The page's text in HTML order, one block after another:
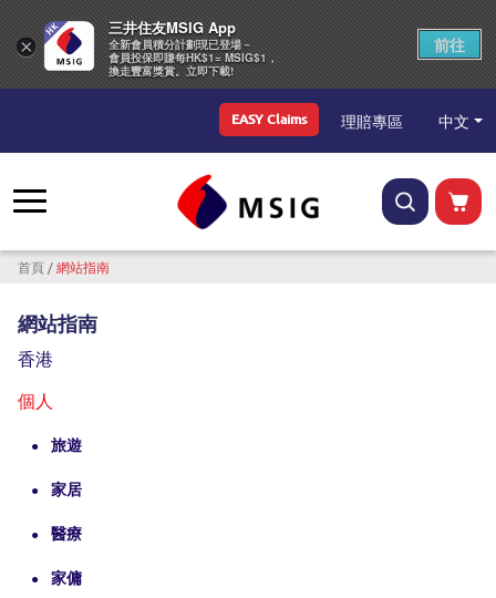
Top Menu
EASY Claims 理賠專區 中文
導航連結
首頁 網站指南
網站指南
香港
個人
旅遊
家居
醫療
家傭
×
三井住友MSIG App
全新會員積分計劃現已登場－
會員投保即賺每HK$1= MSIG$1，
換走豐富獎賞。立即下載!
前往